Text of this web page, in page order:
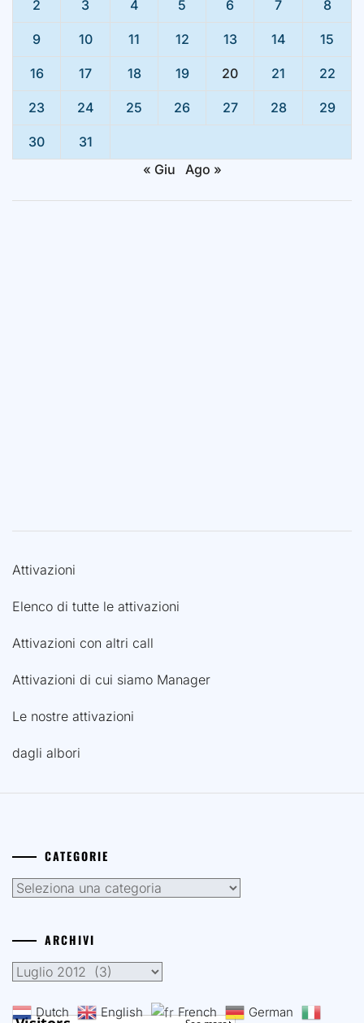
2 3 4 5 6 7 8
9 10 11 12 13 14 15
16 17 18 19 20 21 22
23 24 25 26 27 28 29
30
31
« Giu
Ago »
Attivazioni
Elenco di tutte le attivazioni
Attivazioni con altri call
Attivazioni di cui siamo Manager
Le nostre attivazioni
dagli albori
CATEGORIE
Categorie
ARCHIVI
Archivi
Dutch English French German